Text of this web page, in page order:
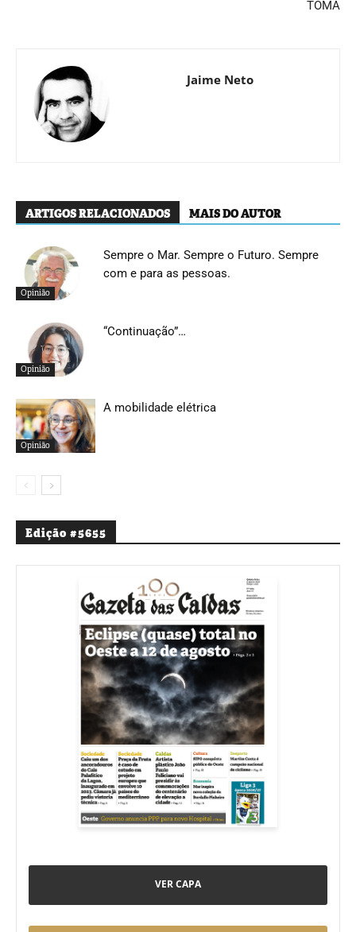
TOMA
Jaime Neto
ARTIGOS RELACIONADOS MAIS DO AUTOR
Opinião
Sempre o Mar. Sempre o Futuro. Sempre
com e para as pessoas.
Opinião
“Continuação”…
Opinião
A mobilidade elétrica
Edição #5655
VER CAPA